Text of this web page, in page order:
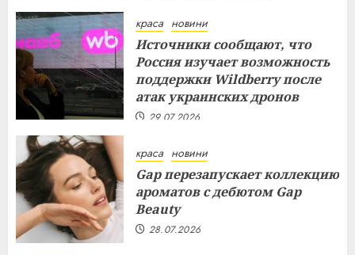
краса новини
Источники сообщают, что
Россия изучает возможность
поддержки Wildberry после
атак украинских дронов
29.07.2026
краса новини
Gap перезапускает коллекцию
ароматов с дебютом Gap
Beauty
28.07.2026